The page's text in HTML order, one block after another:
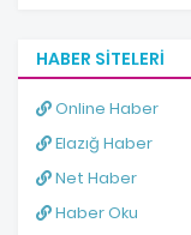
HABER SITELERI
Online Haber
Elazığ Haber
Net Haber
Haber Oku